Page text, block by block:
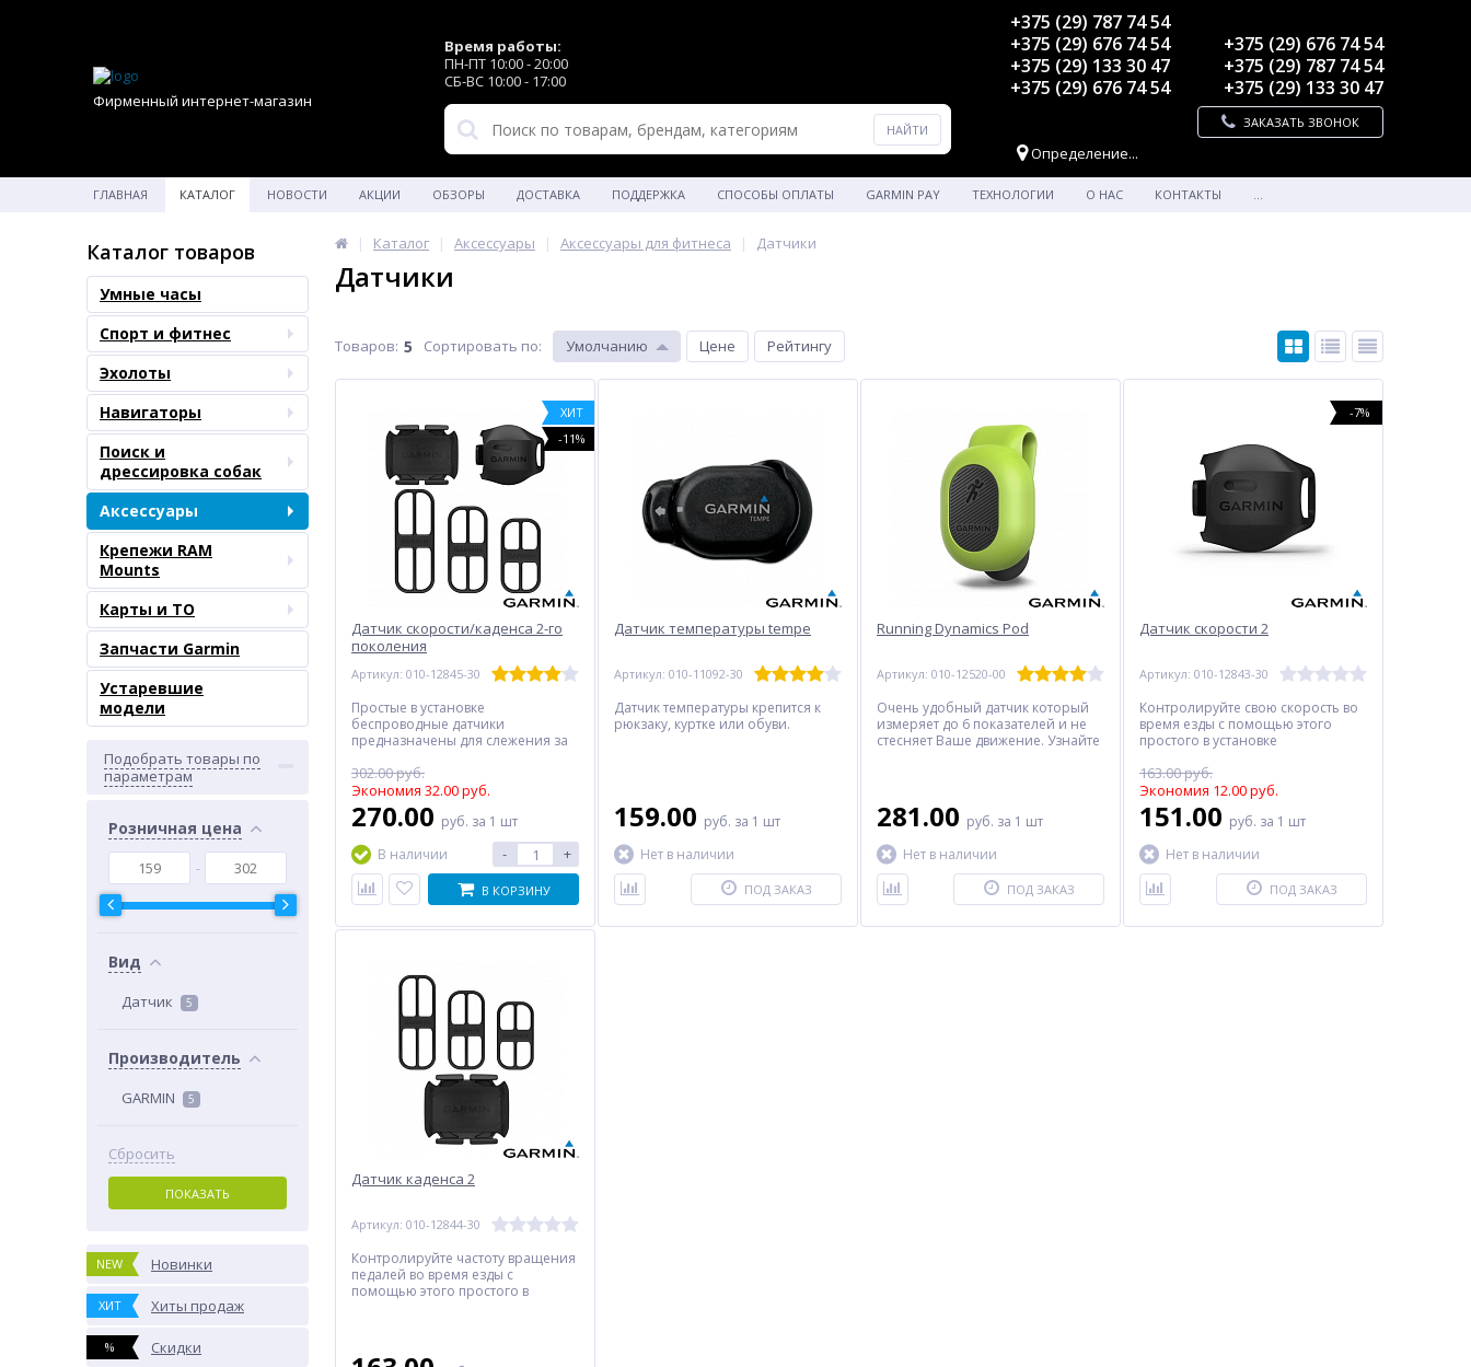
Фирменный интернет-магазин
Время работы:
ПН-ПТ 10:00 - 20:00
СБ-ВС 10:00 - 17:00
+375 (29) 787 74 54
+375 (29) 676 74 54
+375 (29) 133 30 47
+375 (29) 676 74 54
Определение...
+375 (29) 676 74 54
+375 (29) 787 74 54
+375 (29) 133 30 47
ЗАКАЗАТЬ ЗВОНОК
ГЛАВНАЯ КАТАЛОГ НОВОСТИ АКЦИИ ОБЗОРЫ ДОСТАВКА ПОДДЕРЖКА СПОСОБЫ ОПЛАТЫ GARMIN PAY ТЕХНОЛОГИИ О НАС КОНТАКТЫ ...
Каталог товаров
Умные часы
Спорт и фитнес
Эхолоты
Навигаторы
Поиск и
дрессировка собак
Аксессуары
Крепежи RAM
Mounts
Карты и ТО
Запчасти Garmin
Устаревшие
модели
Подобрать товары по
параметрам
Розничная цена
Вид
Датчик 5
Производитель
GARMIN 5
Сбросить
ПОКАЗАТЬ
NEW Новинки
ХИТ Хиты продаж
% Скидки
Каталог Аксессуары Аксессуары для фитнеса Датчики
Датчики
Товаров: 5 Сортировать по: Умолчанию Цене Рейтингу
ХИТ
-11%
Датчик скорости/каденса 2-го
поколения
Артикул: 010-12845-30
Простые в установке
беспроводные датчики
предназначены для слежения за
педалей во время велосипедных
поездок. Поскольку конструкция
не включает в себя магниты или
другие элементы, которые
необходимо выравнивать, датчик
обеспечивает легкую установку,
технический уход и перестановку
с велосипеда на велосипед.
302.00 руб.
Экономия 32.00 руб.
270.00 руб. за 1 шт
В наличии
- +
В КОРЗИНУ
Датчик температуры tempe
Артикул: 010-11092-30
Датчик температуры крепится к
рюкзаку, куртке или обуви.
159.00 руб. за 1 шт
Нет в наличии
ПОД ЗАКАЗ
Running Dynamics Pod
Артикул: 010-12520-00
Очень удобный датчик который
измеряет до 6 показателей и не
стесняет Ваше движение. Узнайте
281.00 руб. за 1 шт
Нет в наличии
ПОД ЗАКАЗ
-7%
Датчик скорости 2
Артикул: 010-12843-30
Контролируйте свою скорость во
время езды с помощью этого
простого в установке
163.00 руб.
Экономия 12.00 руб.
151.00 руб. за 1 шт
Нет в наличии
ПОД ЗАКАЗ
Датчик каденса 2
Артикул: 010-12844-30
Контролируйте частоту вращения
педалей во время езды с
помощью этого простого в